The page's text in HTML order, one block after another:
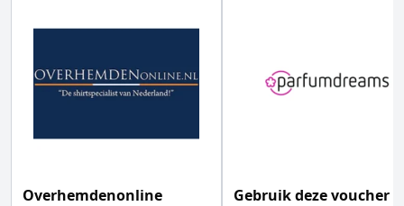
Overhemdenonline
Gebruik deze voucher